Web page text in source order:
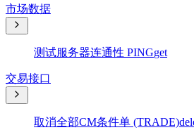
市场数据
测试服务器连通性 PINGget
交易接口
取消全部CM条件单 (TRADE)